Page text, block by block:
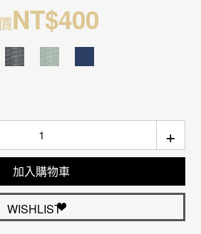
NT$400
+
加入購物車
WISHLIST